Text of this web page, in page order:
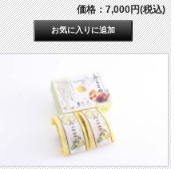
価格：7,000円(税込)